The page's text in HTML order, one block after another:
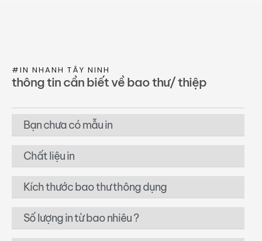
#IN NHANH TÂY NINH
thông tin cần biết về bao thư/ thiệp
Bạn chưa có mẫu in
Chất liệu in
Kích thước bao thư thông dụng
Số lượng in từ bao nhiêu ?